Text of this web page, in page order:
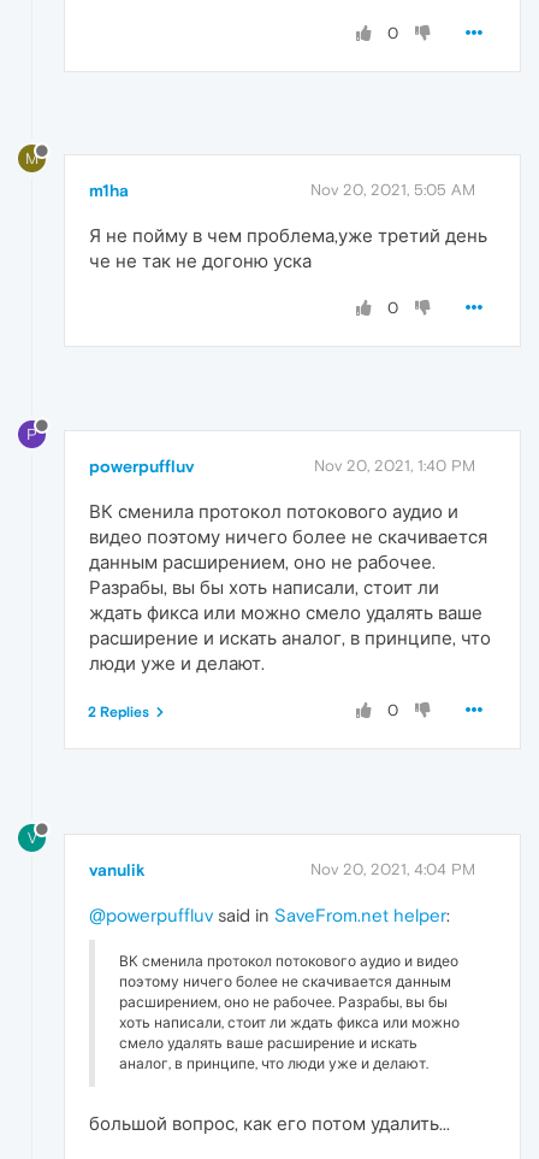
0
M
m1ha Nov 20, 2021, 5:05 AM
Я не пойму в чем проблема,уже третий день
че не так не догоню уска
0
P
powerpuffluv Nov 20, 2021, 1:40 PM
ВК сменила протокол потокового аудио и
видео поэтому ничего более не скачивается
данным расширением, оно не рабочее.
Разрабы, вы бы хоть написали, стоит ли
ждать фикса или можно смело удалять ваше
расширение и искать аналог, в принципе, что
люди уже и делают.
0
2 Replies
V
vanulik Nov 20, 2021, 4:04 PM
@powerpuffluv said in SaveFrom.net helper:
ВК сменила протокол потокового аудио и видео
поэтому ничего более не скачивается данным
расширением, оно не рабочее. Разрабы, вы бы
хоть написали, стоит ли ждать фикса или можно
смело удалять ваше расширение и искать
аналог, в принципе, что люди уже и делают.
большой вопрос, как его потом удалить...